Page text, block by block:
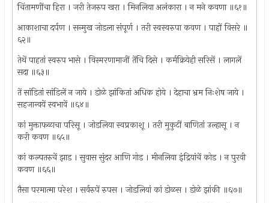
चिंतामणींचा हिरा । जरी तेजरुप खरा । मिनलिया अलंकारा । न मने कवणा ॥६१॥
आकाशाचा दर्पण । सन्मुख जोडला संपूर्ण । तरी स्वस्वरुपा कवण । पाहों विसरे ॥
६२॥
तेथें पाहतां स्वरुप भासे । विस्मरणामाजीं तेंचि दिसे । कर्मक्रियेही सरिसें । लागलें
सदा ॥६३॥
तें सांडितां सांडिलें न जाये । डोळे झांकितां अधिक होये । देहाचा भ्रम निःशेष जाये ।
सहजान्वयें स्वभावें ॥६४॥
कां मुक्ताफळाचा परिसू । जोडलिया स्वप्रकाशू । तरी मुकुटीं बाणितां उल्हासू । न
करी कवण ॥६५॥
कां कल्पतरुचें झाड । सुवास सुंदर आणि गोड । मीनलिया इंद्रियांचें कोड । न पुरवी
कवण ॥६६॥
तैसा परमात्मा परेश । सर्वरुपें रुपस । जोडलियां कां डोळस । डोळे झांकी ॥६७॥